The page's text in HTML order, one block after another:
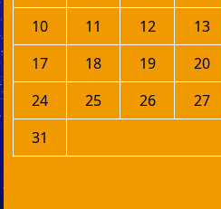
10
11 12 13
17
18 19 20
24
25 26 27
31